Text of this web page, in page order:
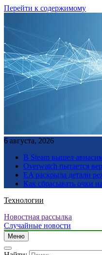
Перейти к содержимому
6 августа, 2026
В Steam вышел
Overwatch пытается
EA раскрыла детали
Как сбрасывать очки
Технологии
Новостная рассылка
Случайные новости
Меню